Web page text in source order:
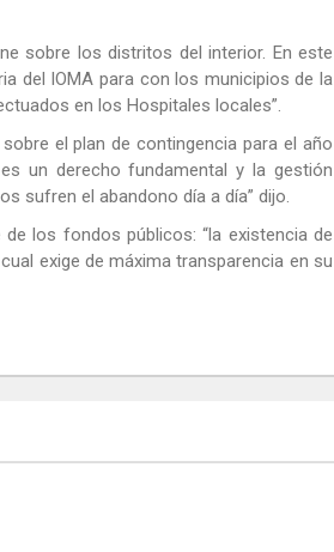
sobre los distritos del interior. En este
del IOMA para con los municipios de la
en los Hospitales locales”.
el plan de contingencia para el año
un derecho fundamental y la gestión
sufren el abandono día a día” dijo.
los fondos públicos: “la existencia de
exige de máxima transparencia en su